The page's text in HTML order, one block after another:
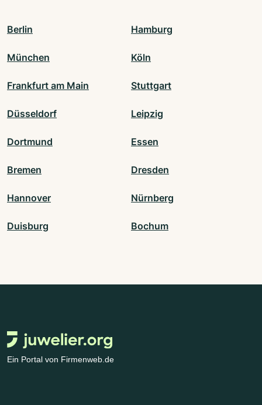
Berlin Hamburg
München Köln
Frankfurt am Main Stuttgart
Düsseldorf Leipzig
Dortmund Essen
Bremen Dresden
Hannover Nürnberg
Duisburg Bochum
Ein Portal von Firmenweb.de